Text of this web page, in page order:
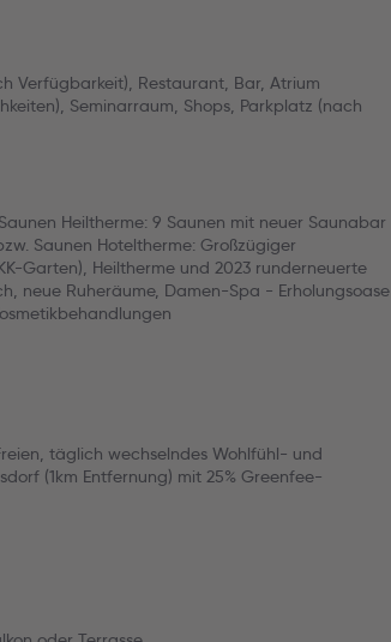
Verfügbarkeit), Restaurant, Bar, Atrium
Seminarraum, Shops, Parkplatz (nach
Heiltherme: 9 Saunen mit neuer Saunabar
Saunen Hoteltherme: Großzügiger
Garten), Heiltherme und 2023 runderneuerte
neue Ruheräume, Damen-Spa - Erholungsoase
täglich wechselndes Wohlfühl- und
(1km Entfernung) mit 25% Greenfee-